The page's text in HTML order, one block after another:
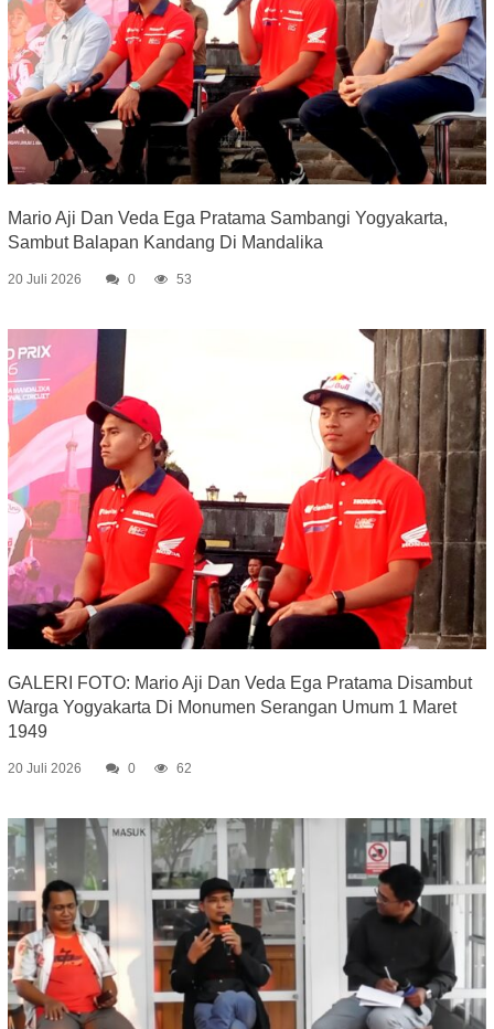
Mario Aji Dan Veda Ega Pratama Sambangi Yogyakarta,
Sambut Balapan Kandang Di Mandalika
20 Juli 2026 0 53
GALERI FOTO: Mario Aji Dan Veda Ega Pratama Disambut
Warga Yogyakarta Di Monumen Serangan Umum 1 Maret
1949
20 Juli 2026 0 62